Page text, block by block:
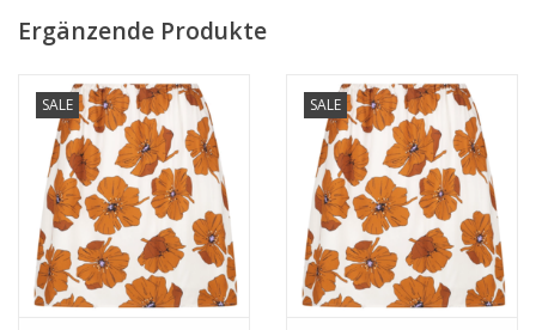
Ergänzende Produkte
SALE SALE